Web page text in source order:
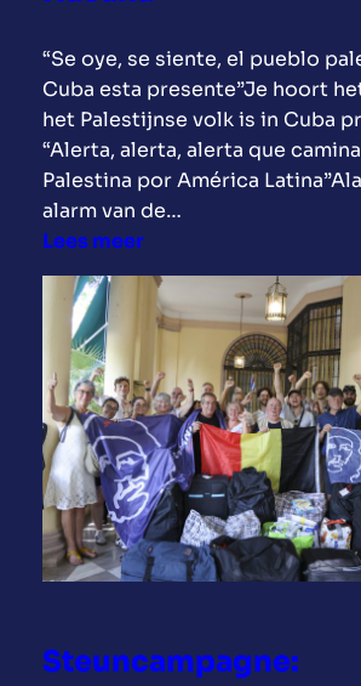
s
p
a
d
i
n
L
n
s
-
A
m
e
r
a
“Se oye, se siente, el pueblo
Cuba esta presente”Je hoort
het Palestijnse volk is in Cuba
“Alerta, alerta, alerta que
Palestina por América
alarm van de…
Lees meer:
M
v
o
o
r
P
a
l
t
Steuncampagne: